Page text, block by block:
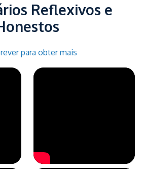
Reflexivos e
para obter mais